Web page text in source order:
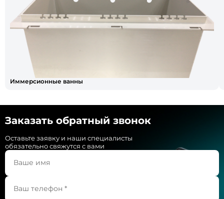
Иммерсионные ванны
Заказать обратный звонок
Оставьте заявку и наши специалисты
обязательно свяжутся с вами